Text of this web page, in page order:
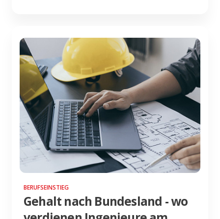
BERUFSEINSTIEG
Gehalt nach Bundesland - wo